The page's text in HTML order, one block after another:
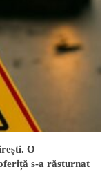
O
s-a răsturnat